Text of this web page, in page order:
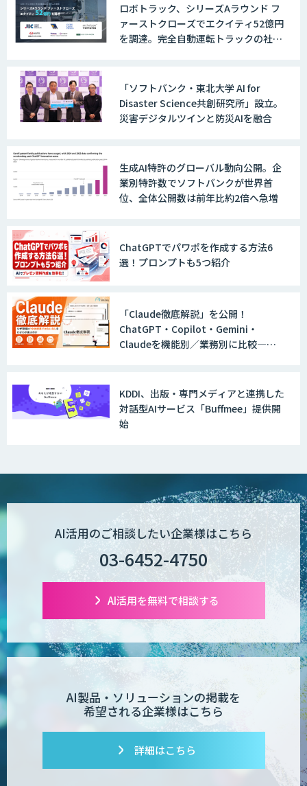
ロボトラック、シリーズAラウンド フ
ァーストクローズでエクイティ52億円
を調達。完全自動運転トラックの社会
「ソフトバンク・東北大学 AI for
Disaster Science共創研究所」設立。
災害デジタルツインと防災AIを融合
生成AI特許のグローバル動向公開。企
業別特許数でソフトバンクが世界首
位、全体公開数は前年比約2倍へ急増
ChatGPTでパワポを作成する方法6
選！プロンプトも5つ紹介
「Claude徹底解説」を公開！
ChatGPT・Copilot・Gemini・
Claudeを機能別／業務別に比較―自
KDDI、出版・専門メディアと連携した
対話型AIサービス「Buffmee」提供開
始
AI活用のご相談したい企業様はこちら
03-6452-4750
AI活用を無料で相談する
AI製品・ソリューションの掲載を
希望される企業様はこちら
詳細はこちら